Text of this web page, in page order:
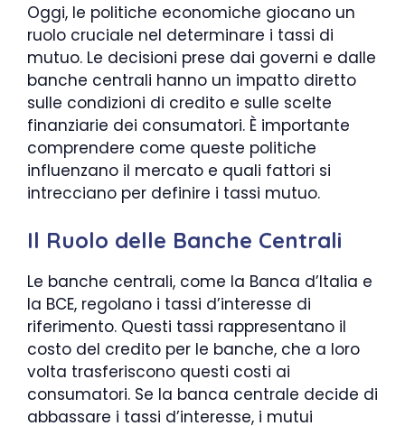
Oggi, le politiche economiche giocano un
ruolo cruciale nel determinare i tassi di
mutuo. Le decisioni prese dai governi e dalle
banche centrali hanno un impatto diretto
sulle condizioni di credito e sulle scelte
finanziarie dei consumatori. È importante
comprendere come queste politiche
influenzano il mercato e quali fattori si
intrecciano per definire i tassi mutuo.
Il Ruolo delle Banche Centrali
Le banche centrali, come la Banca d’Italia e
la BCE, regolano i tassi d’interesse di
riferimento. Questi tassi rappresentano il
costo del credito per le banche, che a loro
volta trasferiscono questi costi ai
consumatori. Se la banca centrale decide di
abbassare i tassi d’interesse, i mutui